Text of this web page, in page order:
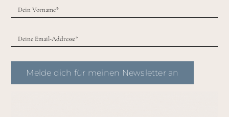
Melde dich für meinen Newsletter an